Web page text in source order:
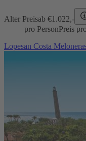
Alter Preisab €1.022,-
pro PersonPreis
Lopesan Costa